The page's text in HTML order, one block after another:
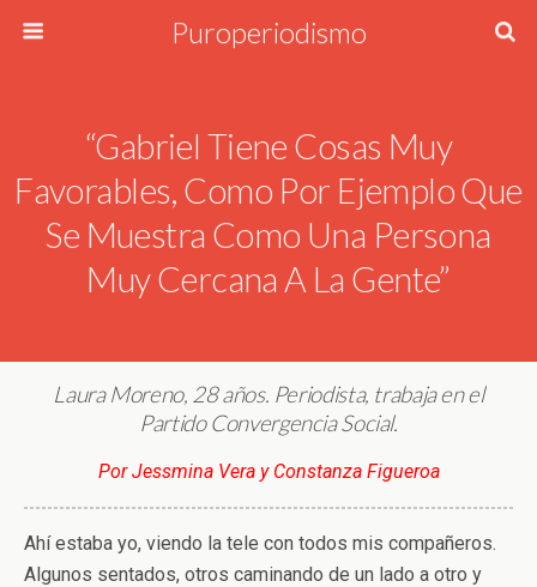
Puroperiodismo
“Gabriel Tiene Cosas Muy
Favorables, Como Por Ejemplo Que
Se Muestra Como Una Persona
Muy Cercana A La Gente”
Laura Moreno, 28 años. Periodista, trabaja en el
Partido Convergencia Social.
Por Jessmina Vera y Constanza Figueroa
Ahí estaba yo, viendo la tele con todos mis compañeros.
Algunos sentados, otros caminando de un lado a otro y